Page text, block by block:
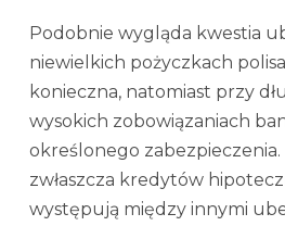
Podobnie wygląda kwestia
niewielkich pożyczkach
konieczna, natomiast przy
wysokich zobowiązaniach
określonego
zwłaszcza kredytów
występują między innymi